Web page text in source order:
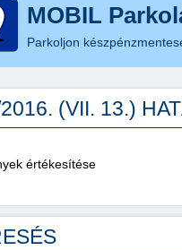
MOBIL
Parkoljon
(VII. 13.)
értékesítése